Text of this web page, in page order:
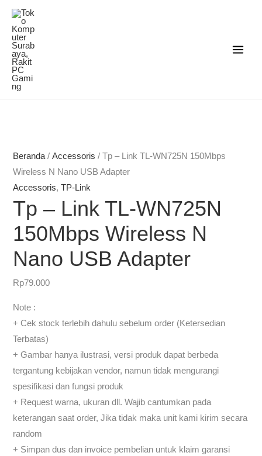
Lewati
konten
Beranda /Accessoris / Tp – Link TL-WN725N 150Mbps
Wireless N Nano USB Adapter
Accessoris,TP-Link
Tp – Link TL-WN725N
150Mbps Wireless N
Nano USB Adapter
Rp79.000
Note :
+ Cek stock terlebih dahulu sebelum order (Ketersedian
Terbatas)
+ Gambar hanya ilustrasi, versi produk dapat berbeda
tergantung kebijakan vendor, namun tidak mengurangi
spesifikasi dan fungsi produk
+ Request warna, ukuran dll. Wajib cantumkan pada
keterangan saat order, Jika tidak maka unit kami kirim secara
random
+ Simpan dus dan invoice pembelian untuk klaim garansi
hingga
hingga
Rp1.751.000
hingga